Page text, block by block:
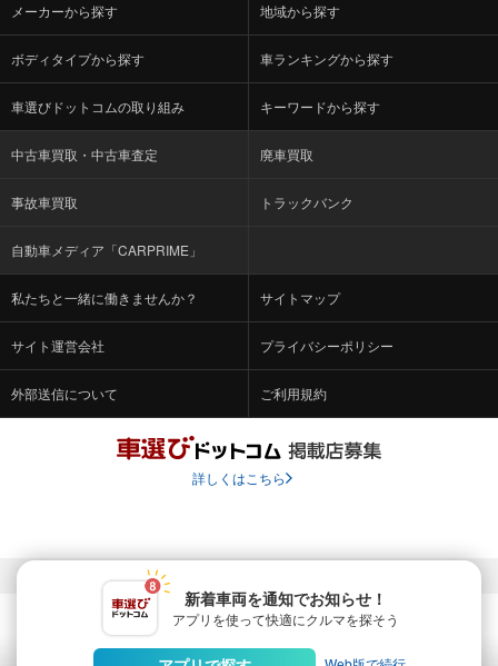
新着車両を通知でお知らせ！
アプリを使って快適にクルマを探そう
メーカーから探す 地域から探す
ボディタイプから探す 車ランキングから探す
車選びドットコムの取り組み キーワードから探す
中古車買取・中古車査定 廃車買取
事故車買取 トラックバンク
自動車メディア「CARPRIME」
私たちと一緒に働きませんか？ サイトマップ
サイト運営会社 プライバシーポリシー
外部送信について ご利用規約
詳しくはこちら
© Fabrica Communications Co., LTD.
当サイトを運営する株式会社ファブリカコミュニケーションズ
は、株式会社ファブリカホールディングス（東証スタンダード上